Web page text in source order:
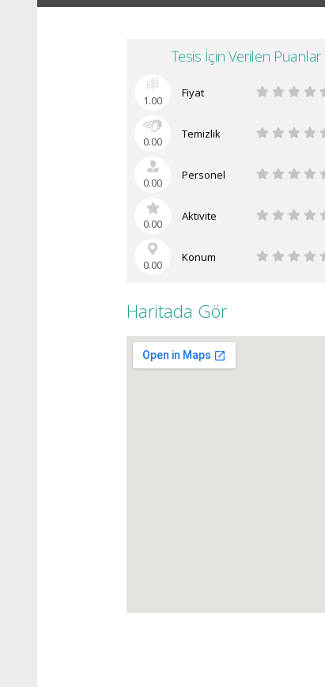
Tesis İçin Verilen Puanlar
1.00
Fiyat
0.00
Temizlik
0.00
Personel
0.00
Aktivite
0.00
Konum
Haritada Gör